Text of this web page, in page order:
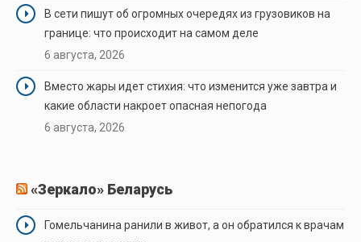
В сети пишут об огромных очередях из грузовиков на
границе: что происходит на самом деле
6 августа, 2026
Вместо жары идет стихия: что изменится уже завтра и
какие области накроет опасная непогода
6 августа, 2026
«Зеркало» Беларусь
Гомельчанина ранили в живот, а он обратился к врачам